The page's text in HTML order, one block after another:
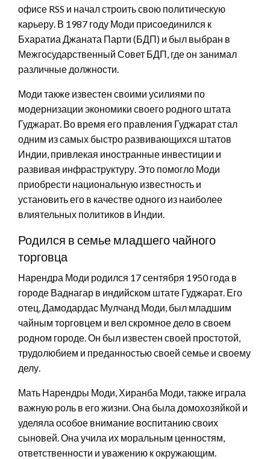
офисе RSS и начал строить свою политическую
карьеру. В 1987 году Моди присоединился к
Бхаратиа Джаната Парти (БДП) и был выбран в
Межгосударственный Совет БДП, где он занимал
различные должности.
Моди также известен своими усилиями по
модернизации экономики своего родного штата
Гуджарат. Во время его правления Гуджарат стал
одним из самых быстро развивающихся штатов
Индии, привлекая иностранные инвестиции и
развивая инфраструктуру. Это помогло Моди
приобрести национальную известность и
установить его в качестве одного из наиболее
влиятельных политиков в Индии.
Родился в семье младшего чайного
торговца
Нарендра Моди родился 17 сентября 1950 года в
городе Ваднагар в индийском штате Гуджарат. Его
отец, Дамодардас Мулчанд Моди, был младшим
чайным торговцем и вел скромное дело в своем
родном городе. Он был известен своей простотой,
трудолюбием и преданностью своей семье и своему
делу.
Мать Нарендры Моди, Хиранба Моди, также играла
важную роль в его жизни. Она была домохозяйкой и
уделяла особое внимание воспитанию своих
сыновей. Она учила их моральным ценностям,
ответственности и уважению к окружающим.